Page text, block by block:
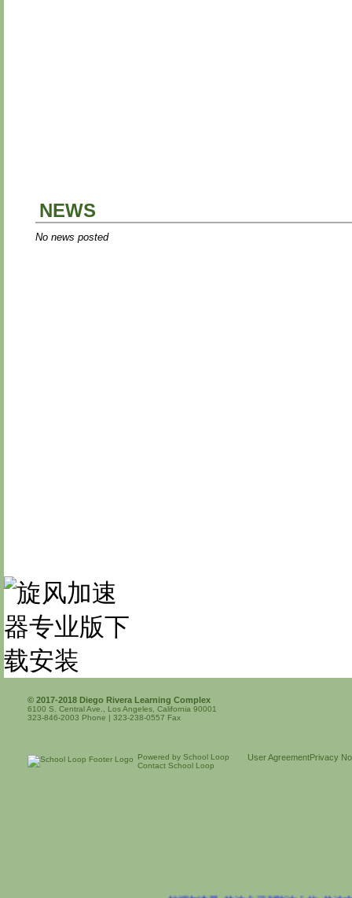
NEWS
No news posted
© 2017-2018 Diego Rivera Learning Complex
6100 S. Central Ave., Los Angeles, California 90001
323-846-2003 Phone | 323-238-0557 Fax
Powered by School Loop
Contact School Loop
User AgreementPrivacy